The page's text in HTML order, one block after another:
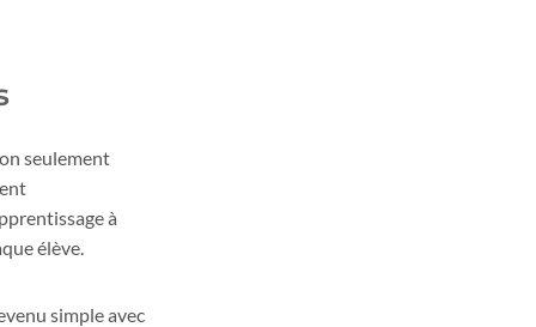
seulement
à
élève.
simple avec